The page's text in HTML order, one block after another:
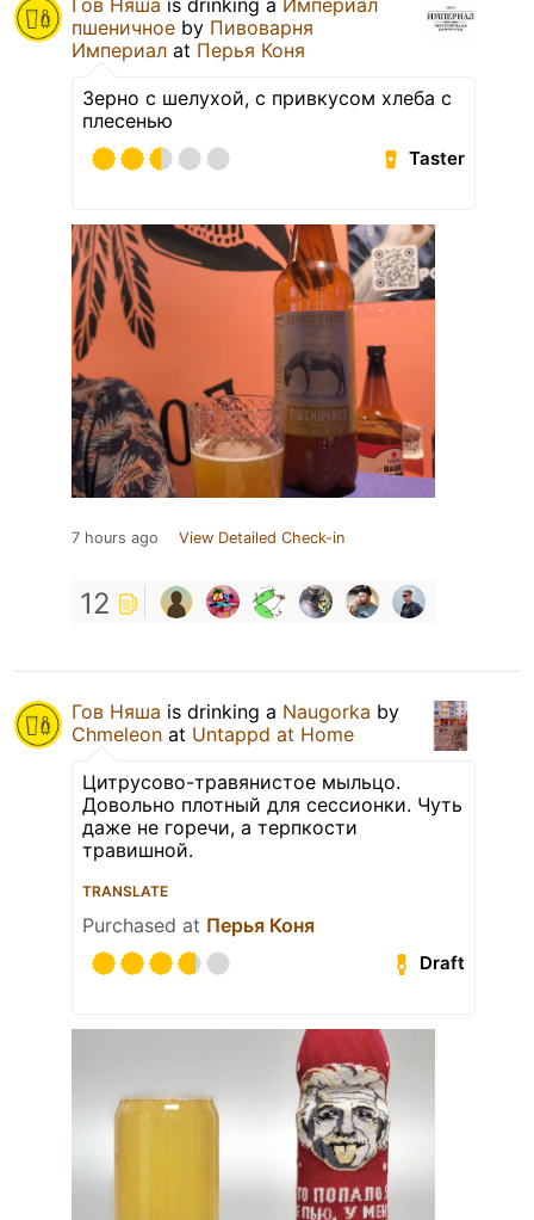
пшеничное by Пивоварня
Империал at Перья Коня
Зерно с шелухой, с привкусом хлеба с
плесенью
Taster
7 hours ago View Detailed Check-in
12
Гов Няша is drinking a Naugorka by
Chmeleon at Untappd at Home
Цитрусово-травянистое мыльцо.
Довольно плотный для сессионки. Чуть
даже не горечи, а терпкости
травишной.
TRANSLATE
Purchased at Перья Коня
Draft